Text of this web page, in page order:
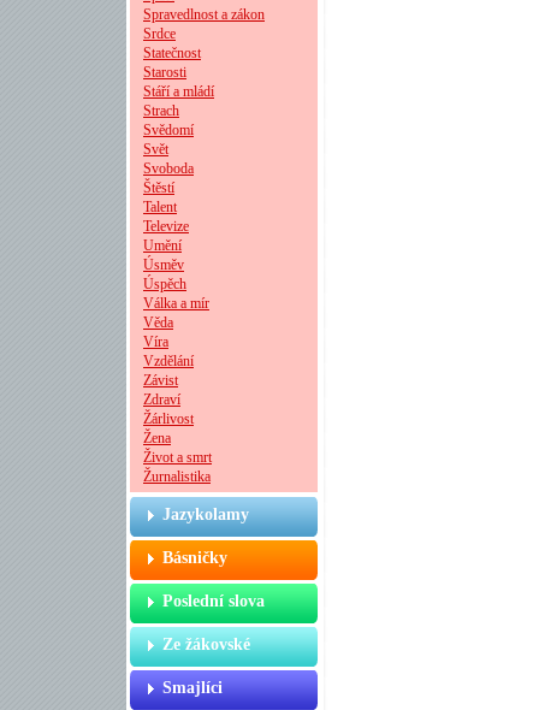
Spravedlnost a zákon
Srdce
Statečnost
Starosti
Stáří a mládí
Strach
Svědomí
Svět
Svoboda
Štěstí
Talent
Televize
Umění
Úsměv
Úspěch
Válka a mír
Věda
Víra
Vzdělání
Závist
Zdraví
Žárlivost
Žena
Život a smrt
Žurnalistika
Jazykolamy
Básničky
Poslední slova
Ze žákovské
Smajlíci